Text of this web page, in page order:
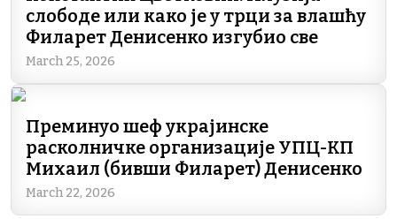
слободе или како је у трци за влашћу
Филарет Денисенко изгубио све
March 25, 2026
Преминуо шеф украјинске
расколничке организације УПЦ-КП
Михаил (бивши Филарет) Денисенко
March 22, 2026